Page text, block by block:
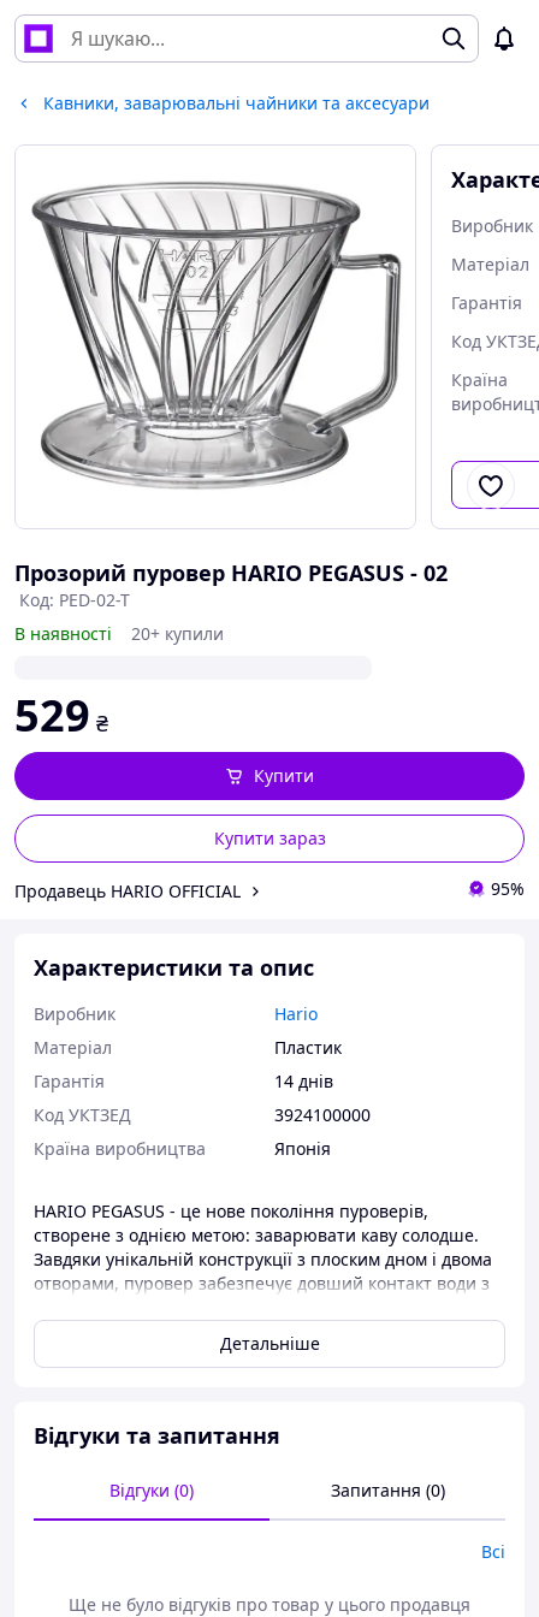
Кавники, заварювальні чайники та аксесуари
Виробник
Матеріал
Гарантія
Код
Країна
Прозорий пуровер HARIO PEGASUS - 02
Код: PED-02-T
В наявності
20+ купили
529 ₴
Купити зараз
Купити
Продавець HARIO OFFICIAL 95%
Характеристики та опис
Виробник
Hario
Матеріал
Пластик
Гарантія
14 днів
Код УКТЗЕД
3924100000
Країна виробництва
Японія
HARIO PEGASUS - це нове покоління пуроверів,
створене з однією метою: заварювати каву солодше.
Завдяки унікальній конструкції з плоским дном і двома
отворами, пуровер забезпечує довший контакт води з
отворами
Солодший та глибший смак кави
Легкість у догляді й використанні
Детальніше
Відгуки та запитання
Відгуки (0) Запитання (0)
Всі
Ще не було відгуків про товар у цього продавця